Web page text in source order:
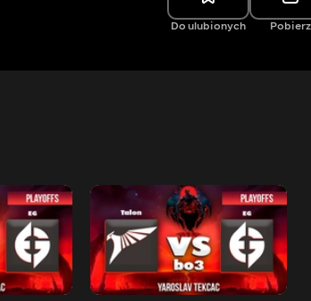
Do ulubionych Pobierz